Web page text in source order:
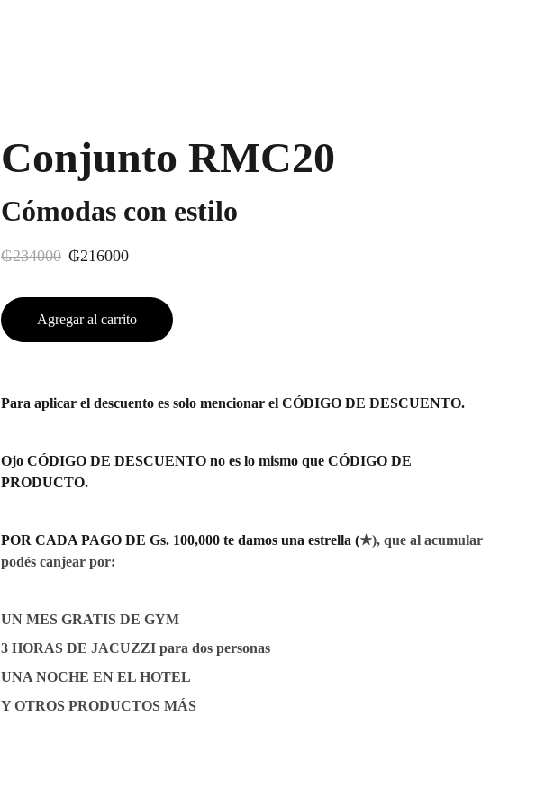
Conjunto RMC20
Cómodas con estilo
₲234000 ₲216000
Agregar al carrito
Para aplicar el descuento es solo mencionar el CÓDIGO DE DESCUENTO.
Ojo CÓDIGO DE DESCUENTO no es lo mismo que CÓDIGO DE
PRODUCTO.
POR CADA PAGO DE Gs. 100,000 te damos una estrella (★), que al acumular
podés canjear por:
UN MES GRATIS DE GYM
3 HORAS DE JACUZZI para dos personas
UNA NOCHE EN EL HOTEL
Y OTROS PRODUCTOS MÁS